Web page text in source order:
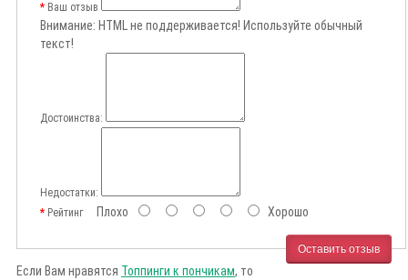
Ваш отзыв
Внимание: HTML не поддерживается! Используйте обычный
текст!
Достоинства:
Недостатки:
РейтингПлохо Хорошо
Оставить отзыв
Если Вам нравятся Топпинги к пончикам, то